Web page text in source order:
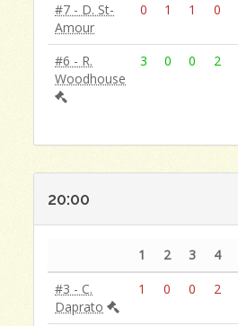
#7 - D. St-
Amour
0 1 1 0
#6 - R.
Woodhouse
3 0 0 2
20:00
1 2 3 4
#3 - C.
Daprato
1 0 0 2